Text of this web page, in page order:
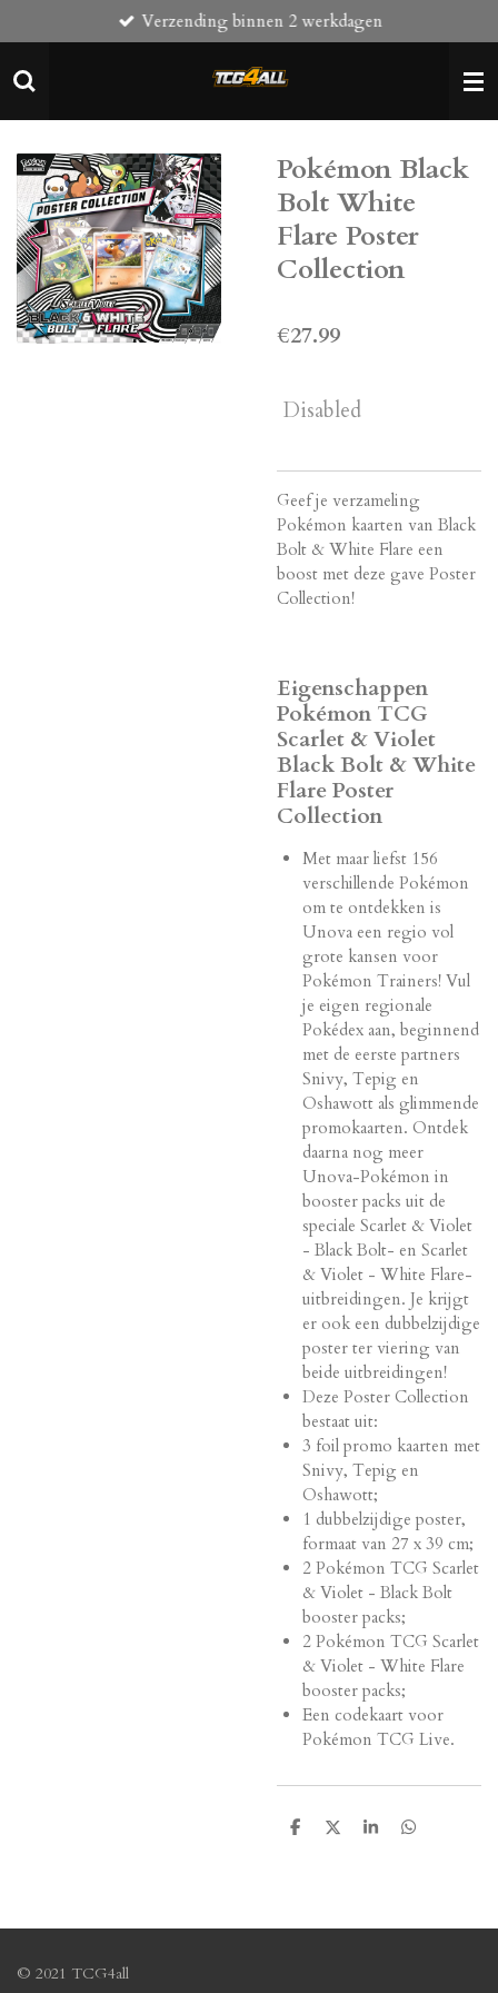
to
main
content
Verzending binnen 2 werkdagen
Pokémon Black
Bolt White
Flare Poster
Collection
€27.99
Disabled
Geef je verzameling
Pokémon kaarten van Black
Bolt & White Flare een
boost met deze gave Poster
Collection!
Eigenschappen
Pokémon TCG
Scarlet & Violet
Black Bolt & White
Flare Poster
Collection
Met maar liefst 156
verschillende Pokémon
om te ontdekken is
Unova een regio vol
grote kansen voor
Pokémon Trainers! Vul
je eigen regionale
Pokédex aan, beginnend
met de eerste partners
Snivy, Tepig en
Oshawott als glimmende
promokaarten. Ontdek
daarna nog meer
Unova-Pokémon in
booster packs uit de
speciale Scarlet & Violet
- Black Bolt- en Scarlet
& Violet - White Flare-
uitbreidingen. Je krijgt
er ook een dubbelzijdige
poster ter viering van
beide uitbreidingen!
Deze Poster Collection
bestaat uit:
3 foil promo kaarten met
Snivy, Tepig en
Oshawott;
1 dubbelzijdige poster,
formaat van 27 x 39 cm;
2 Pokémon TCG Scarlet
& Violet - Black Bolt
booster packs;
2 Pokémon TCG Scarlet
& Violet - White Flare
booster packs;
Een codekaart voor
Pokémon TCG Live.
S
S
S
S
© 2021 TCG4all